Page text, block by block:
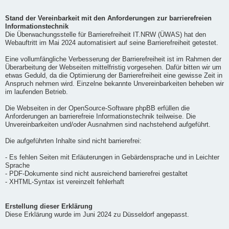
Stand der Vereinbarkeit mit den Anforderungen zur barrierefreien
Informationstechnik
Die Überwachungsstelle für Barrierefreiheit IT.NRW (ÜWAS) hat den
Webauftritt im Mai 2024 automatisiert auf seine Barrierefreiheit getestet.
Eine vollumfängliche Verbesserung der Barrierefreiheit ist im Rahmen der
Überarbeitung der Webseiten mittelfristig vorgesehen. Dafür bitten wir um
etwas Geduld, da die Optimierung der Barrierefreiheit eine gewisse Zeit in
Anspruch nehmen wird. Einzelne bekannte Unvereinbarkeiten beheben wir
im laufenden Betrieb.
Die Webseiten in der OpenSource-Software phpBB erfüllen die
Anforderungen an barrierefreie Informationstechnik teilweise. Die
Unvereinbarkeiten und/oder Ausnahmen sind nachstehend aufgeführt.
Die aufgeführten Inhalte sind nicht barrierefrei:
- Es fehlen Seiten mit Erläuterungen in Gebärdensprache und in Leichter
Sprache
- PDF-Dokumente sind nicht ausreichend barrierefrei gestaltet
- XHTML-Syntax ist vereinzelt fehlerhaft
Erstellung dieser Erklärung
Diese Erklärung wurde im Juni 2024 zu Düsseldorf angepasst.